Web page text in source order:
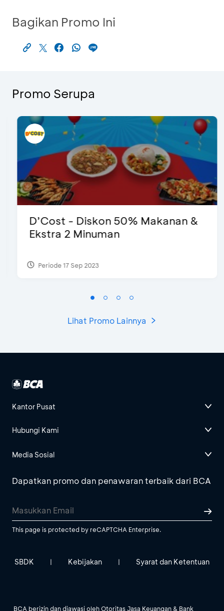
Bagikan Promo Ini
Promo Serupa
D’Cost - Diskon 50% Makanan &
Ekstra 2 Minuman
Periode 17 Sep 2023
Lihat Promo Lainnya
Kantor Pusat
Hubungi Kami
Media Sosial
Dapatkan promo dan penawaran terbaik dari BCA
This page is protected by reCAPTCHA Enterprise.
SBDK | Kebijakan | Syarat dan Ketentuan
BCA berizin dan diawasi oleh Otoritas Jasa Keuangan & Bank